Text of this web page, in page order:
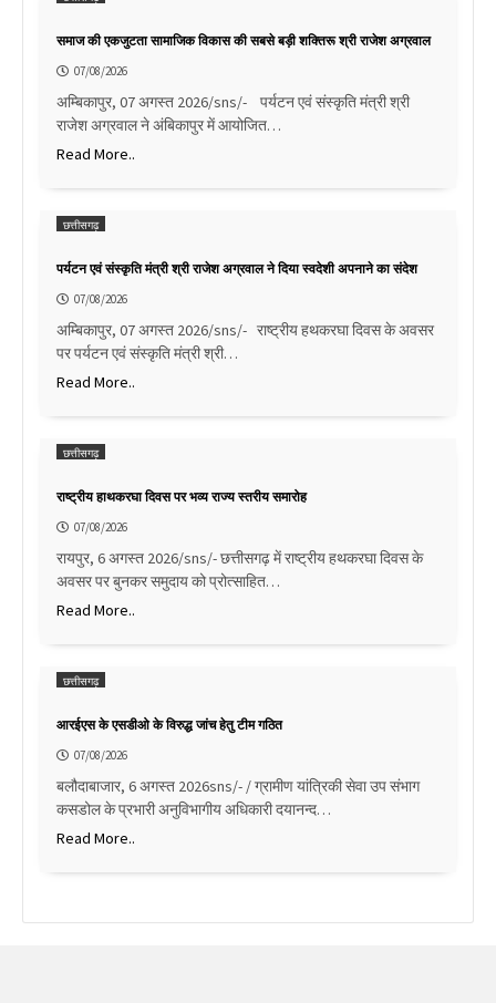
समाज की एकजुटता सामाजिक विकास की सबसे बड़ी शक्तिरू श्री राजेश अग्रवाल
07/08/2026
अम्बिकापुर, 07 अगस्त 2026/sns/- पर्यटन एवं संस्कृति मंत्री श्री
राजेश अग्रवाल ने अंबिकापुर में आयोजित…
Read More..
छत्तीसगढ़
पर्यटन एवं संस्कृति मंत्री श्री राजेश अग्रवाल ने दिया स्वदेशी अपनाने का संदेश
07/08/2026
अम्बिकापुर, 07 अगस्त 2026/sns/- राष्ट्रीय हथकरघा दिवस के अवसर
पर पर्यटन एवं संस्कृति मंत्री श्री…
Read More..
छत्तीसगढ़
राष्ट्रीय हाथकरघा दिवस पर भव्य राज्य स्तरीय समारोह
07/08/2026
रायपुर, 6 अगस्त 2026/sns/- छत्तीसगढ़ में राष्ट्रीय हथकरघा दिवस के
अवसर पर बुनकर समुदाय को प्रोत्साहित…
Read More..
छत्तीसगढ़
आरईएस के एसडीओ के विरुद्ध जांच हेतु टीम गठित
07/08/2026
बलौदाबाजार, 6 अगस्त 2026sns/- / ग्रामीण यांत्रिकी सेवा उप संभाग
कसडोल के प्रभारी अनुविभागीय अधिकारी दयानन्द…
Read More..